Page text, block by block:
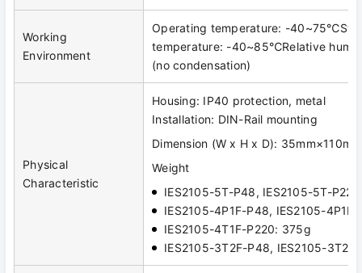
Working
Environment
Operating temperature: -
temperature: -40~85℃Relative
(no condensation)
Physical
Characteristic
Housing: IP40 protection, metal
Installation: DIN-Rail mounting
Dimension (W x H x D):
Weight
IES2105-5T-P48, IES2105-5T-
IES2105-4P1F-P48, IES2105-
IES2105-4T1F-P220: 375g
IES2105-3T2F-P48, IES2105-